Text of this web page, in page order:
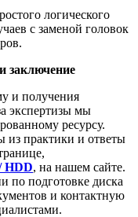
логического
с заменой головок
заключение
и получения
экспертизы мы
ресурсу.
практики и ответы
HDD, на нашем сайте.
по подготовке диска
и контактную